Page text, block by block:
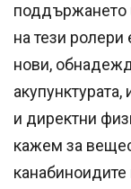
поддържането
на тези
нови,
и директни
кажем за